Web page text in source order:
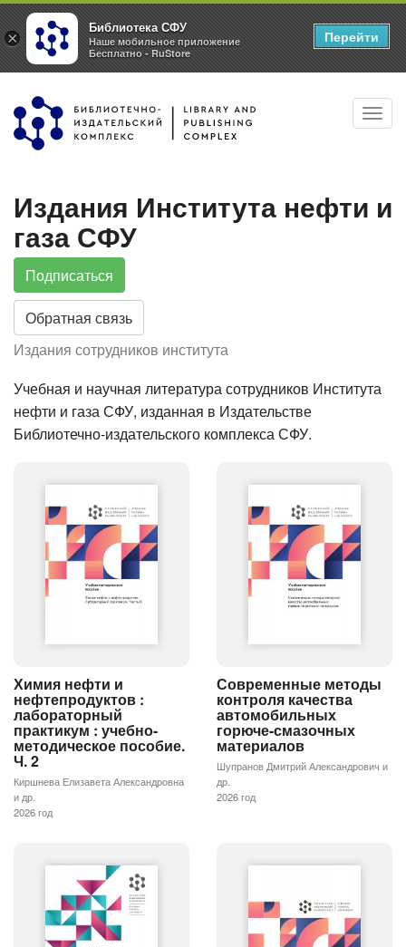
Перейти
основному
Издания Института нефти и
газа СФУ
Подписаться
Обратная связь
Издания сотрудников института
Учебная и научная литература сотрудников Института
нефти и газа СФУ, изданная в Издательстве
Библиотечно-издательского комплекса СФУ.
Химия нефти и
нефтепродуктов :
лабораторный
практикум : учебно-
методическое пособие.
Ч. 2
Киршнева Елизавета Александровна
и др.
2026 год
Современные методы
контроля качества
автомобильных
горюче-смазочных
материалов
Шупранов Дмитрий Александрович и
др.
2026 год
×
Библиотека СФУ
Наше мобильное приложение
Бесплатно - RuStore
Перейти